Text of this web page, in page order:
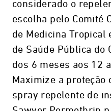
considerado o
escolha pelo Comité
de Medicina Tropical
de Saúde Pública do
dos 6 meses aos 12
Maximize a proteção
spray repelente de